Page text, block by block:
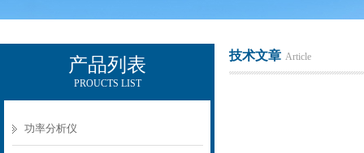
产品列表
PROUCTS LIST
功率分析仪
技术文章 Article